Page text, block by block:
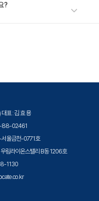
보험 환급 및 기업 할인 혜택
?
표 : 김 효 용
88-02461
서울금천-0771호
림라이온스밸리 B동 1206호
1130